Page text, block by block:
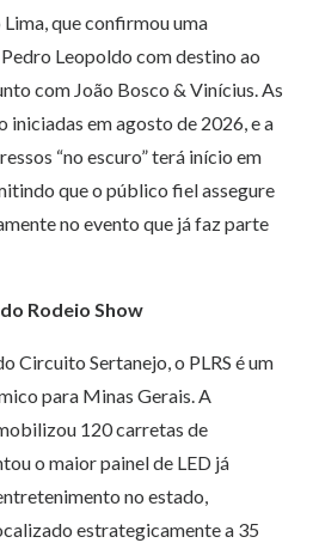
que confirmou uma
Leopoldo com destino ao
com João Bosco & Vinícius. As
iniciadas em agosto de 2026, e a
“no escuro” terá início em
que o público fiel assegure
no evento que já faz parte
Rodeio Show
Circuito Sertanejo, o PLRS é um
para Minas Gerais. A
120 carretas de
o maior painel de LED já
no estado,
estrategicamente a 35